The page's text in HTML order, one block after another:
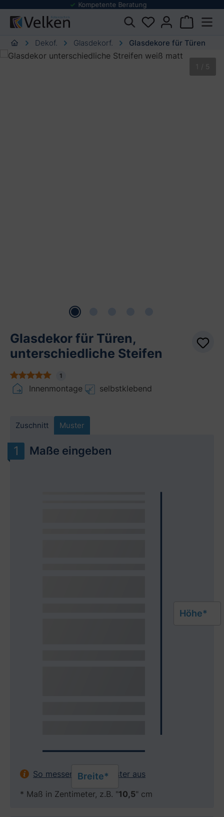
springen
Folienmuster Service
Dekof. Glasdekorf. Glasdekore für Türen
Bildergalerie überspringen
1 / 5
Glasdekor für Türen,
unterschiedliche Steifen
1
Innenmontage selbstklebend
Zuschnitt Muster
Maße eingeben
Breite*
Höhe*
So messen Sie Ihr Fenster aus
* Maß in Zentimeter, z.B. "10,5" cm